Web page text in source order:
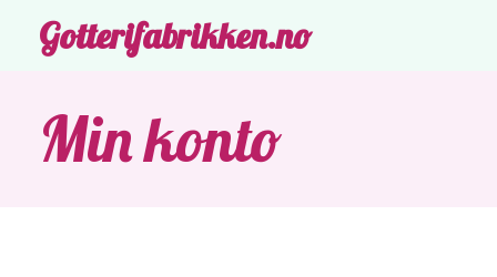
Gotterifabrikken.no
Min konto